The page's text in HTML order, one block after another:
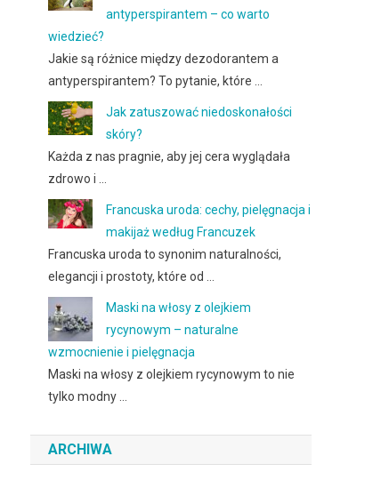
antyperspirantem – co warto
wiedzieć?
Jakie są różnice między dezodorantem a
antyperspirantem? To pytanie, które …
Jak zatuszować niedoskonałości
skóry?
Każda z nas pragnie, aby jej cera wyglądała
zdrowo i …
Francuska uroda: cechy, pielęgnacja i
makijaż według Francuzek
Francuska uroda to synonim naturalności,
elegancji i prostoty, które od …
Maski na włosy z olejkiem
rycynowym – naturalne
wzmocnienie i pielęgnacja
Maski na włosy z olejkiem rycynowym to nie
tylko modny …
ARCHIWA